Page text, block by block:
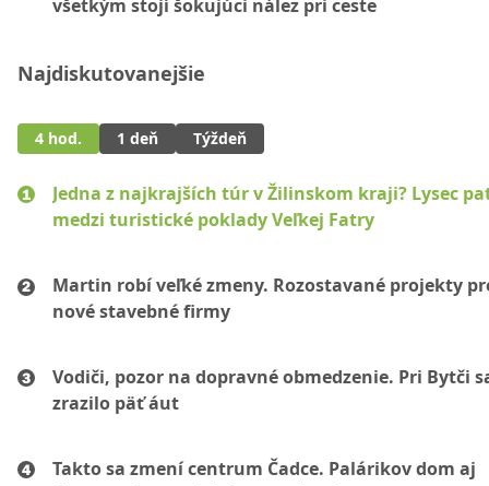
všetkým stojí šokujúci nález pri ceste
Najdiskutovanejšie
4 hod. 1 deň Týždeň
Jedna z najkrajších túr v Žilinskom kraji? Lysec
medzi turistické poklady Veľkej Fatry
Martin robí veľké zmeny. Rozostavané projekty
nové stavebné firmy
Vodiči, pozor na dopravné obmedzenie. Pri Bytči
zrazilo päť áut
Takto sa zmení centrum Čadce. Palárikov dom aj